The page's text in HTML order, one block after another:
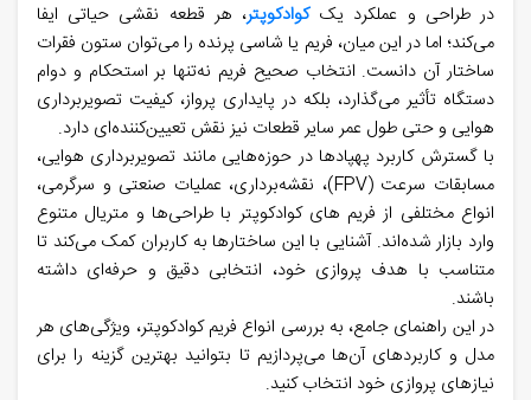
در طراحی و عملکرد یککوادکوپتر، هر قطعه نقشی حیاتی ایفا
می‌کند؛ اما در این میان، فریم یا شاسی پرنده را می‌توان ستون فقرات
ساختار آن دانست. انتخاب صحیح فریم نه‌تنها بر استحکام و دوام
دستگاه تأثیر می‌گذارد، بلکه در پایداری پرواز، کیفیت تصویربرداری
هوایی و حتی طول عمر سایر قطعات نیز نقش تعیین‌کننده‌ای دارد.
با گسترش کاربرد پهپادها در حوزه‌هایی مانند تصویربرداری هوایی،
مسابقات سرعت (FPV)، نقشه‌برداری، عملیات صنعتی و سرگرمی،
انواع مختلفی از فریم‌ های کوادکوپتر با طراحی‌ها و متریال متنوع
وارد بازار شده‌اند. آشنایی با این ساختارها به کاربران کمک می‌کند تا
متناسب با هدف پروازی خود، انتخابی دقیق و حرفه‌ای داشته
باشند.
در این راهنمای جامع، به بررسی انواع فریم کوادکوپتر، ویژگی‌های هر
مدل و کاربردهای آن‌ها می‌پردازیم تا بتوانید بهترین گزینه را برای
نیازهای پروازی خود انتخاب کنید.